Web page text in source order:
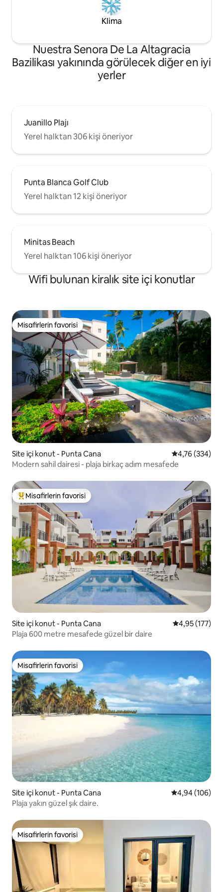
Klima
Nuestra Senora De La Altagracia
Bazilikası yakınında görülecek diğer en iyi
yerler
Juanillo Plajı
Yerel halktan 306 kişi öneriyor
Punta Blanca Golf Club
Yerel halktan 12 kişi öneriyor
Minitas Beach
Yerel halktan 106 kişi öneriyor
Wifi bulunan kiralık site içi konutlar
Misafirlerin favorisi
Misafirlerin favorisi
Site içi konut - Punta Cana 5 üzerinden
4,76 (334)
Modern sahil dairesi - plaja birkaç adım mesafede
Misafirlerin favorilerinden en beğenilenler arasında
Misafirlerin favorisi
Site içi konut - Punta Cana 5 üzerinden
4,95 (177)
Plaja 600 metre mesafede güzel bir daire
Misafirlerin favorisi
Misafirlerin favorisi
Site içi konut - Punta Cana 5 üzerinden
4,94 (106)
Plaja yakın güzel şık daire.
Misafirlerin favorisi
Misafirlerin favorisi